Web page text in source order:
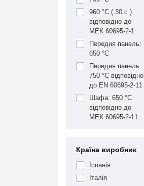
960 °C ( 30 с )
відповідно до
МЕК 60695-2-1
Передня панель:
650 °C
Передня панель:
750 °C відповідно
до EN 60695-2-11
Шафа: 650 °C
відповідно до
МЕК 60695-2-11
Країна виробник
Іспанія
Італія